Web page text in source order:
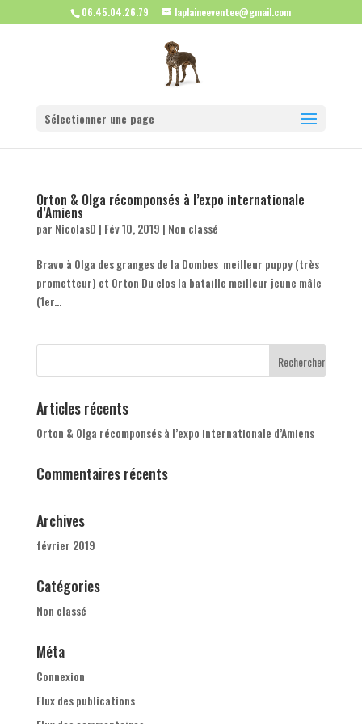
06.45.04.26.79 laplaineeventee@gmail.com
Sélectionner une page
Orton & Olga récomponsés à l’expo internationale
d’Amiens
par NicolasD | Fév 10, 2019 | Non classé
Bravo à Olga des granges de la Dombes meilleur puppy (très
prometteur) et Orton Du clos la bataille meilleur jeune mâle
(1er...
Articles récents
Orton & Olga récomponsés à l’expo internationale d’Amiens
Commentaires récents
Archives
février 2019
Catégories
Non classé
Méta
Connexion
Flux des publications